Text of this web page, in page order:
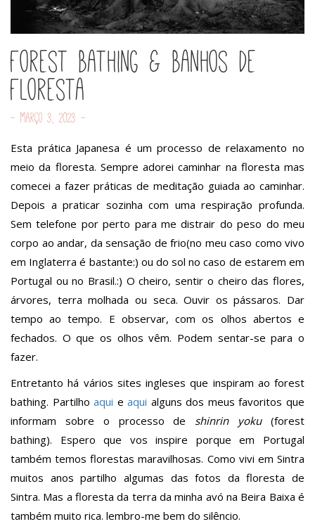
Forest Bathing & Banhos de
Floresta
- Março 3, 2023 -
Esta prática Japanesa é um processo de relaxamento no
meio da floresta. Sempre adorei caminhar na floresta mas
comecei a fazer práticas de meditação guiada ao caminhar.
Depois a praticar sozinha com uma respiração profunda.
Sem telefone por perto para me distrair do peso do meu
corpo ao andar, da sensação de frio(no meu caso como vivo
em Inglaterra é bastante:) ou do sol no caso de estarem em
Portugal ou no Brasil.:) O cheiro, sentir o cheiro das flores,
árvores, terra molhada ou seca. Ouvir os pássaros. Dar
tempo ao tempo. E observar, com os olhos abertos e
fechados. O que os olhos vêm. Podem sentar-se para o
fazer.
Entretanto há vários sites ingleses que inspiram ao forest
bathing. Partilhoaqui eaqui alguns dos meus favoritos que
informam sobre o processo de shinrin yoku(forest
bathing). Espero que vos inspire porque em Portugal
também temos florestas maravilhosas. Como vivi em Sintra
muitos anos partilho algumas das fotos da floresta de
Sintra. Mas a floresta da terra da minha avó na Beira Baixa é
também muito rica. lembro-me bem do silêncio.